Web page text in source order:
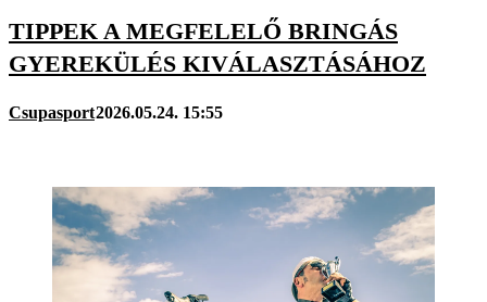
TIPPEK A MEGFELELŐ BRINGÁS
GYEREKÜLÉS KIVÁLASZTÁSÁHOZ
Csupasport2026.05.24. 15:55